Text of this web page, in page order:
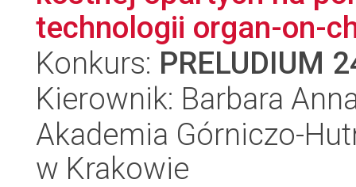
technologii organ-on-
Konkurs: PRELUDIUM
Kierownik: Barbara
Akademia Górniczo-
w Krakowie